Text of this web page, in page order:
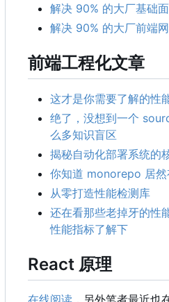
解决 90% 的大厂基础
解决 90% 的大厂前端
前端工程化文章
这才是你需要了解的性
绝了，没想到一个
么多知识盲区
揭秘自动化部署系统的
你知道 monorepo 居然
从零打造性能检测库
还在看那些老掉牙的性
性能指标了解下
React 原理